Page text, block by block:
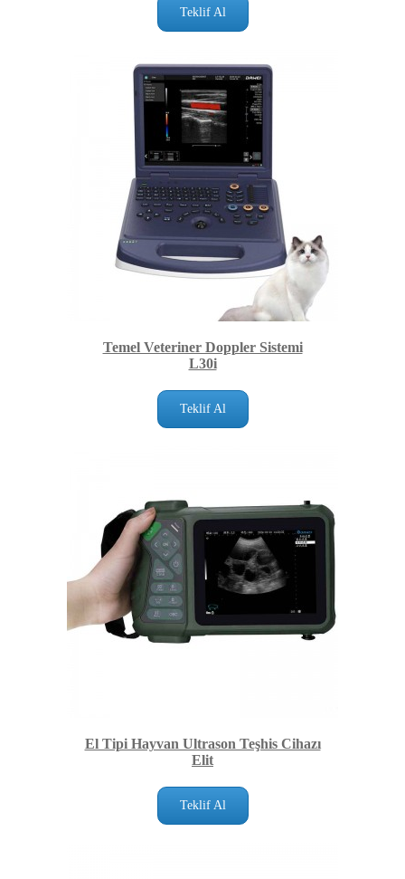
Teklif Al
Temel Veteriner Doppler Sistemi
L30i
Teklif Al
El Tipi Hayvan Ultrason Teşhis Cihazı
Elit
Teklif Al